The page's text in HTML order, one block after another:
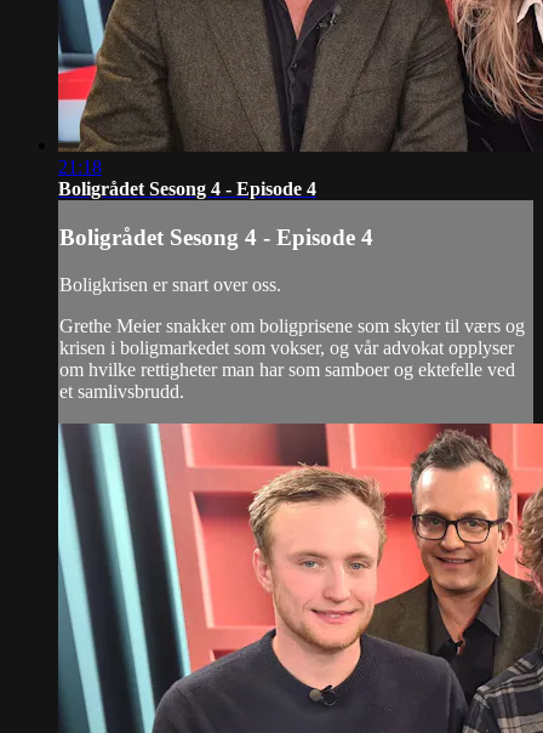
21:18
Boligrådet Sesong 4 - Episode 4
Boligrådet Sesong 4 - Episode 4
Boligkrisen er snart over oss.
Grethe Meier snakker om boligprisene som skyter til værs og
krisen i boligmarkedet som vokser, og vår advokat opplyser
om hvilke rettigheter man har som samboer og ektefelle ved
et samlivsbrudd.